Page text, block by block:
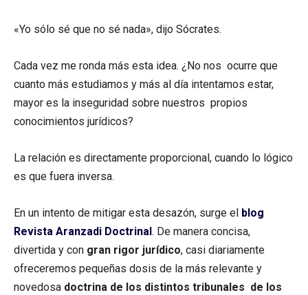
«Yo sólo sé que no sé nada», dijo Sócrates.
Cada vez me ronda más esta idea. ¿No nos ocurre que
cuanto más estudiamos y más al día intentamos estar,
mayor es la inseguridad sobre nuestros propios
conocimientos jurídicos?
La relación es directamente proporcional, cuando lo lógico
es que fuera inversa.
En un intento de mitigar esta desazón, surge el blog
Revista Aranzadi Doctrinal. De manera concisa,
divertida y con gran rigor jurídico, casi diariamente
ofreceremos pequeñas dosis de la más relevante y
novedosa doctrina de los distintos tribunales de los